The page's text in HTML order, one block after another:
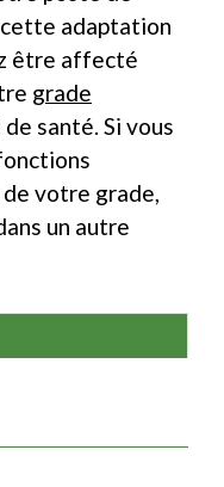
adaptation
être affecté
grade
santé. Si vous
votre grade,
un autre